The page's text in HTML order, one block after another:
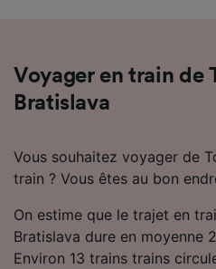
Voyager en train de
Bratislava
Vous souhaitez voyager de
train ? Vous êtes au bon
On estime que le trajet en
Bratislava dure en moyenne
Environ 13 trains trains